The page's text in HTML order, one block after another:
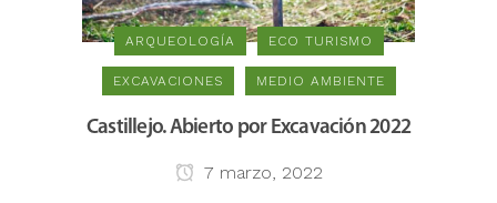
ARQUEOLOGÍA ECO TURISMO
EXCAVACIONES MEDIO AMBIENTE
Castillejo. Abierto por Excavación 2022
7 marzo, 2022